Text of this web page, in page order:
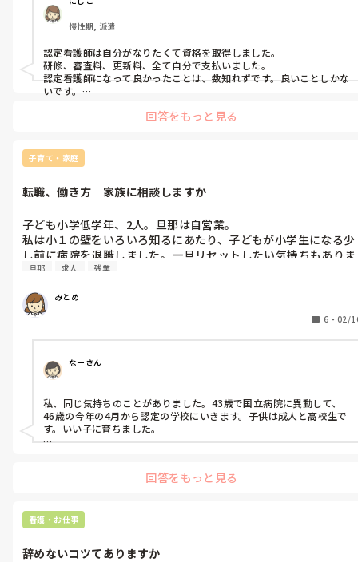
慢性期, 派遣
認定看護師は自分がなりたくて資格を取得しました。
研修、審査料、更新料、全て自分で支払いました。
認定看護師になって良かったことは、数知れずです。良いことしかな
いです。
が増えるので、自分の働き方の選択肢が広がりました。
た。
得たものはここでは書ききれないくらいです。
す。
回答をもっと見る
子育て・家庭
転職、働き方　家族に相談しますか
子ども小学低学年、2人。旦那は自営業。
私は小１の壁をいろいろ知るにあたり、子どもが小学生になる少
し前に病院を退職しました。一旦リセットしたい気持ちもありま
した。病院勤務を離れて4年。なんとも言えない不安、焦りを感
逆の規則正しい生活を送ってます。子どもとの時間は余裕持てて
ます。病院勤務だと帰ってきたら疲れ果ててました。疲れを理由
給料はかなり下がりまして、このままでいいのかと仕事内容にも
疑問、不安を抱いてます。
働き方に悩んだ時は、旦那に相談したほうがいいのでしょうか。
うがいいのでしょうか。
1人で求人サイトみて、時間だけが過ぎてます。
通勤距離を優先すると職場は限られてくるし、通勤近いにこした
旦那 求人 残業
みとめ
6 ・ 02/
なーさん
私、同じ気持ちのことがありました。43歳で国立病院に異動して、
46歳の今年の4月から認定の学校にいきます。子供は成人と高校生で
す。いい子に育ちました。
ないけど家族皆元気です。
を大切にするのも、悪くないですよ
と伝えたいです。
回答をもっと見る
看護・お仕事
辞めないコツてありますか